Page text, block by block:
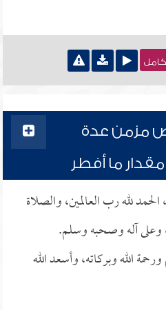
مزمن عدة
ما أفطر
لله رب العالمين، والصلاة
وعلى آله وصحبه وسلم.
الله وبركاته، وأسعد الله